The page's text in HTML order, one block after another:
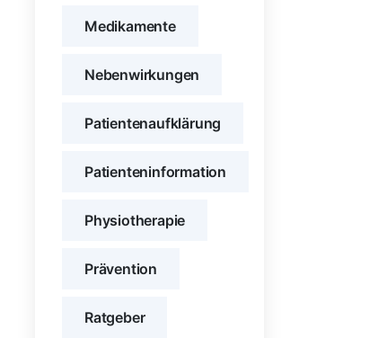
Medikamente
Nebenwirkungen
Patientenaufklärung
Patienteninformation
Physiotherapie
Prävention
Ratgeber